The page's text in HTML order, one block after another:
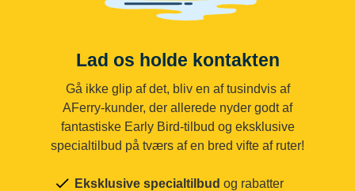
Lad os holde kontakten
Gå ikke glip af det, bliv en af tusindvis af
AFerry-kunder, der allerede nyder godt af
fantastiske Early Bird-tilbud og eksklusive
specialtilbud på tværs af en bred vifte af ruter!
Eksklusive specialtilbud og rabatter